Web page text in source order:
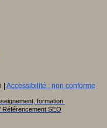
Accessibilité : non conforme
formation
SEO